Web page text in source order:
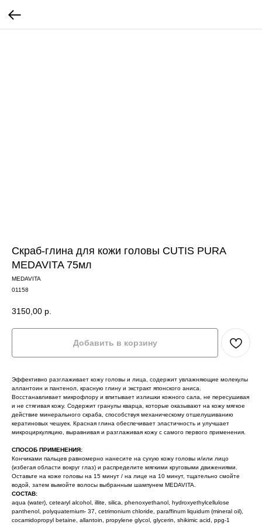
Скраб-глина для кожи головы CUTIS PURA
MEDAVITA 75мл
MEDAVITA
01158
3150,00 р.
Добавить в корзину
Эффективно разглаживает кожу головы и лица, содержит увлажняющие молекулы
аллантоин и пантенол, красную глину и экстракт японского аниса.
Восстанавливает микрофлору и впитывает излишки кожного сала, не пересушивая
и не стягивая кожу. Содержит гранулы кварца, которые оказывают на кожу мягкое
действие минерального скраба, способствуя механическому отшелушиванию
кератиновых чешуек. Красная глина обеспечивает эластичность и улучшает
микроциркуляцию, выравнивая и разглаживая кожу с самого первого применения.
СПОСОБ ПРИМЕНЕНИЯ:
Кончиками пальцев равномерно нанесите на сухую кожу головы и/или лицо
(избегая области вокруг глаз) и распределите мягкими круговыми движениями.
Оставьте на коже головы на 15 минут / на лице на 10 минут, тщательно смойте
водой, затем вымойте волосы выбранным шампунем MEDAVITA.
СОСТАВ:
aqua (water), cetearyl alcohol, illite, silica, phenoxyethanol, hydroxyethylcellulose
panthenol, polyquaternium- 37, cetrimonium chloride, paraffinum liquidum (mineral oil),
cocamidopropyl betaine, allantoin, propylene glycol, glycerin, shikimic acid, ppg-1